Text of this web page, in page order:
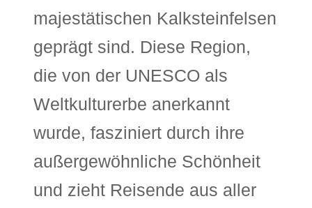
majestätischen Kalksteinfelsen
geprägt sind. Diese Region,
die von der UNESCO als
Weltkulturerbe anerkannt
wurde, fasziniert durch ihre
außergewöhnliche Schönheit
und zieht Reisende aus aller